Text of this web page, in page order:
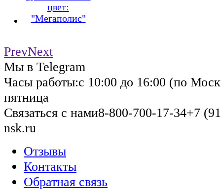
цвет:
"Мегаполис"
PrevNext
Мы в Telegram
Часы работы:с 10:00 до 16:00 (по
пятница
Связаться с нами8-800-700-17-34+7
nsk.ru
Отзывы
Контакты
Обратная связь